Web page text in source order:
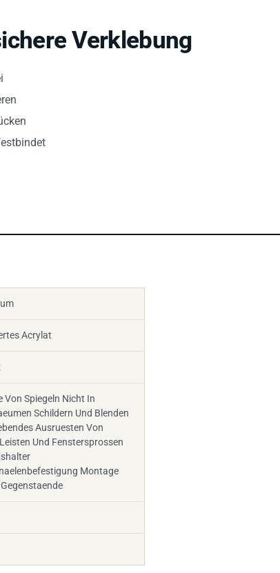
Verklebung
Acrylat
Von Spiegeln Nicht In
Schildern Und Blenden
Ausruesten Von
Und Fenstersprossen
Montage